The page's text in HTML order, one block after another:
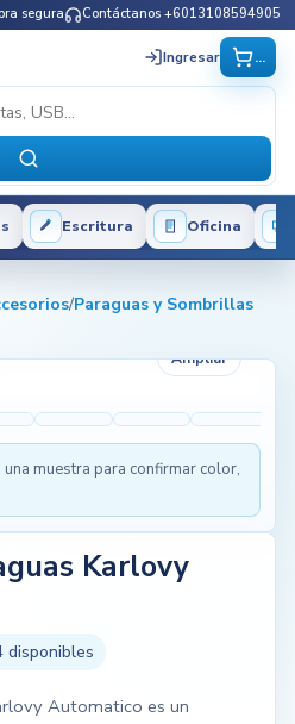
segura Contáctanos +6013108594905
Ingresar ...
Escritura Oficina
/Paraguas y Sombrillas
Ampliar
muestra para confirmar color,
Karlovy
disponibles
Automatico es un